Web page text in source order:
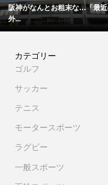
【映像】マラーの打球を2点
カテゴリー
ゴルフ
サッカー
テニス
モータースポーツ
ラグビー
一般スポーツ